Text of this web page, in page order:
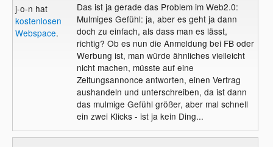
j-o-n hat
kostenlosen
Webspace.
Das ist ja gerade das Problem im Web2.0:
Mulmiges Gefühl: ja, aber es geht ja dann
doch zu einfach, als dass man es lässt,
richtig? Ob es nun die Anmeldung bei FB oder
Werbung ist, man würde ähnliches vielleicht
nicht machen, müsste auf eine
Zeitungsannonce antworten, einen Vertrag
aushandeln und unterschreiben, da ist dann
das mulmige Gefühl größer, aber mal schnell
ein zwei Klicks - ist ja kein Ding...